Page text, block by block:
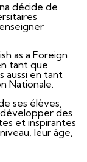
décide de
as a Foreign
tant que
aussi en tant
Nationale.
ses élèves,
des
et inspirantes
leur âge,